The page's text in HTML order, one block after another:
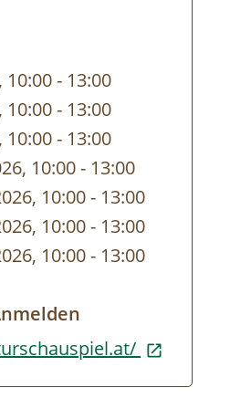
10:00- bis
13:00
10:00- bis
13:00
10:00- bis
13:00
10:00- bis
13:00
10:00- bis
13:00
10:00- bis
13:00
10:00- bis
13:00